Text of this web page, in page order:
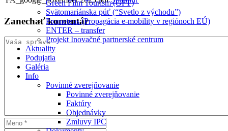
Green Film Tourism (GFT)
Svätomariánska púť (“Svetlo z východu”)
Prometeus (Propagácia e-mobility v regiónoch EÚ)
ENTER – transfer
Projekt Inovačné partnerské centrum
Aktuality
Podujatia
Galéria
Info
Povinné zverejňovanie
Povinné zverejňovanie
Faktúry
Objednávky
Zmluvy IPC
Zanechaťkomentár